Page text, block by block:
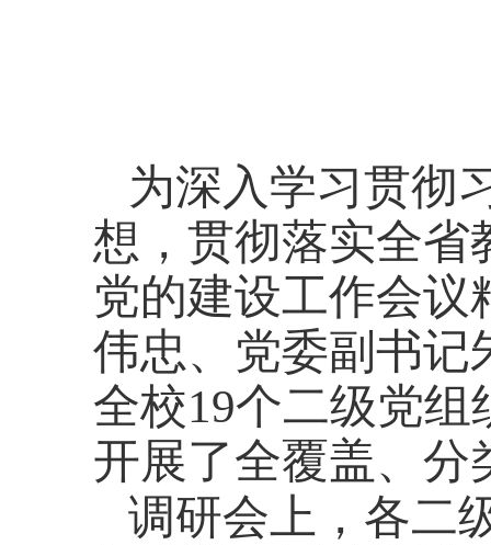
为深入学习贯彻
想， 贯彻落实全省
党的建设工作会议
伟忠、党委副书记
全校19个二级党
开展了全覆盖、
调研会上，各二